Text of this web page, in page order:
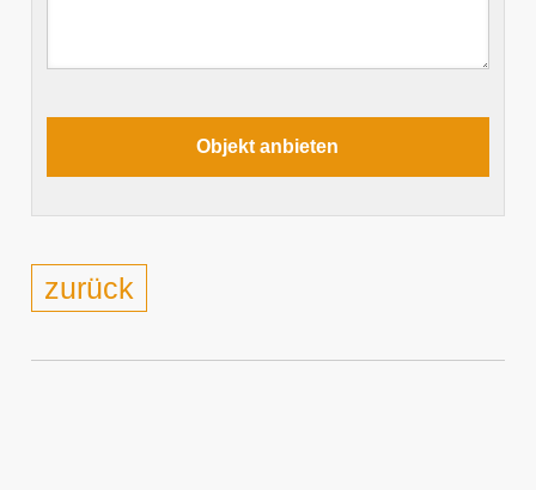
zurück